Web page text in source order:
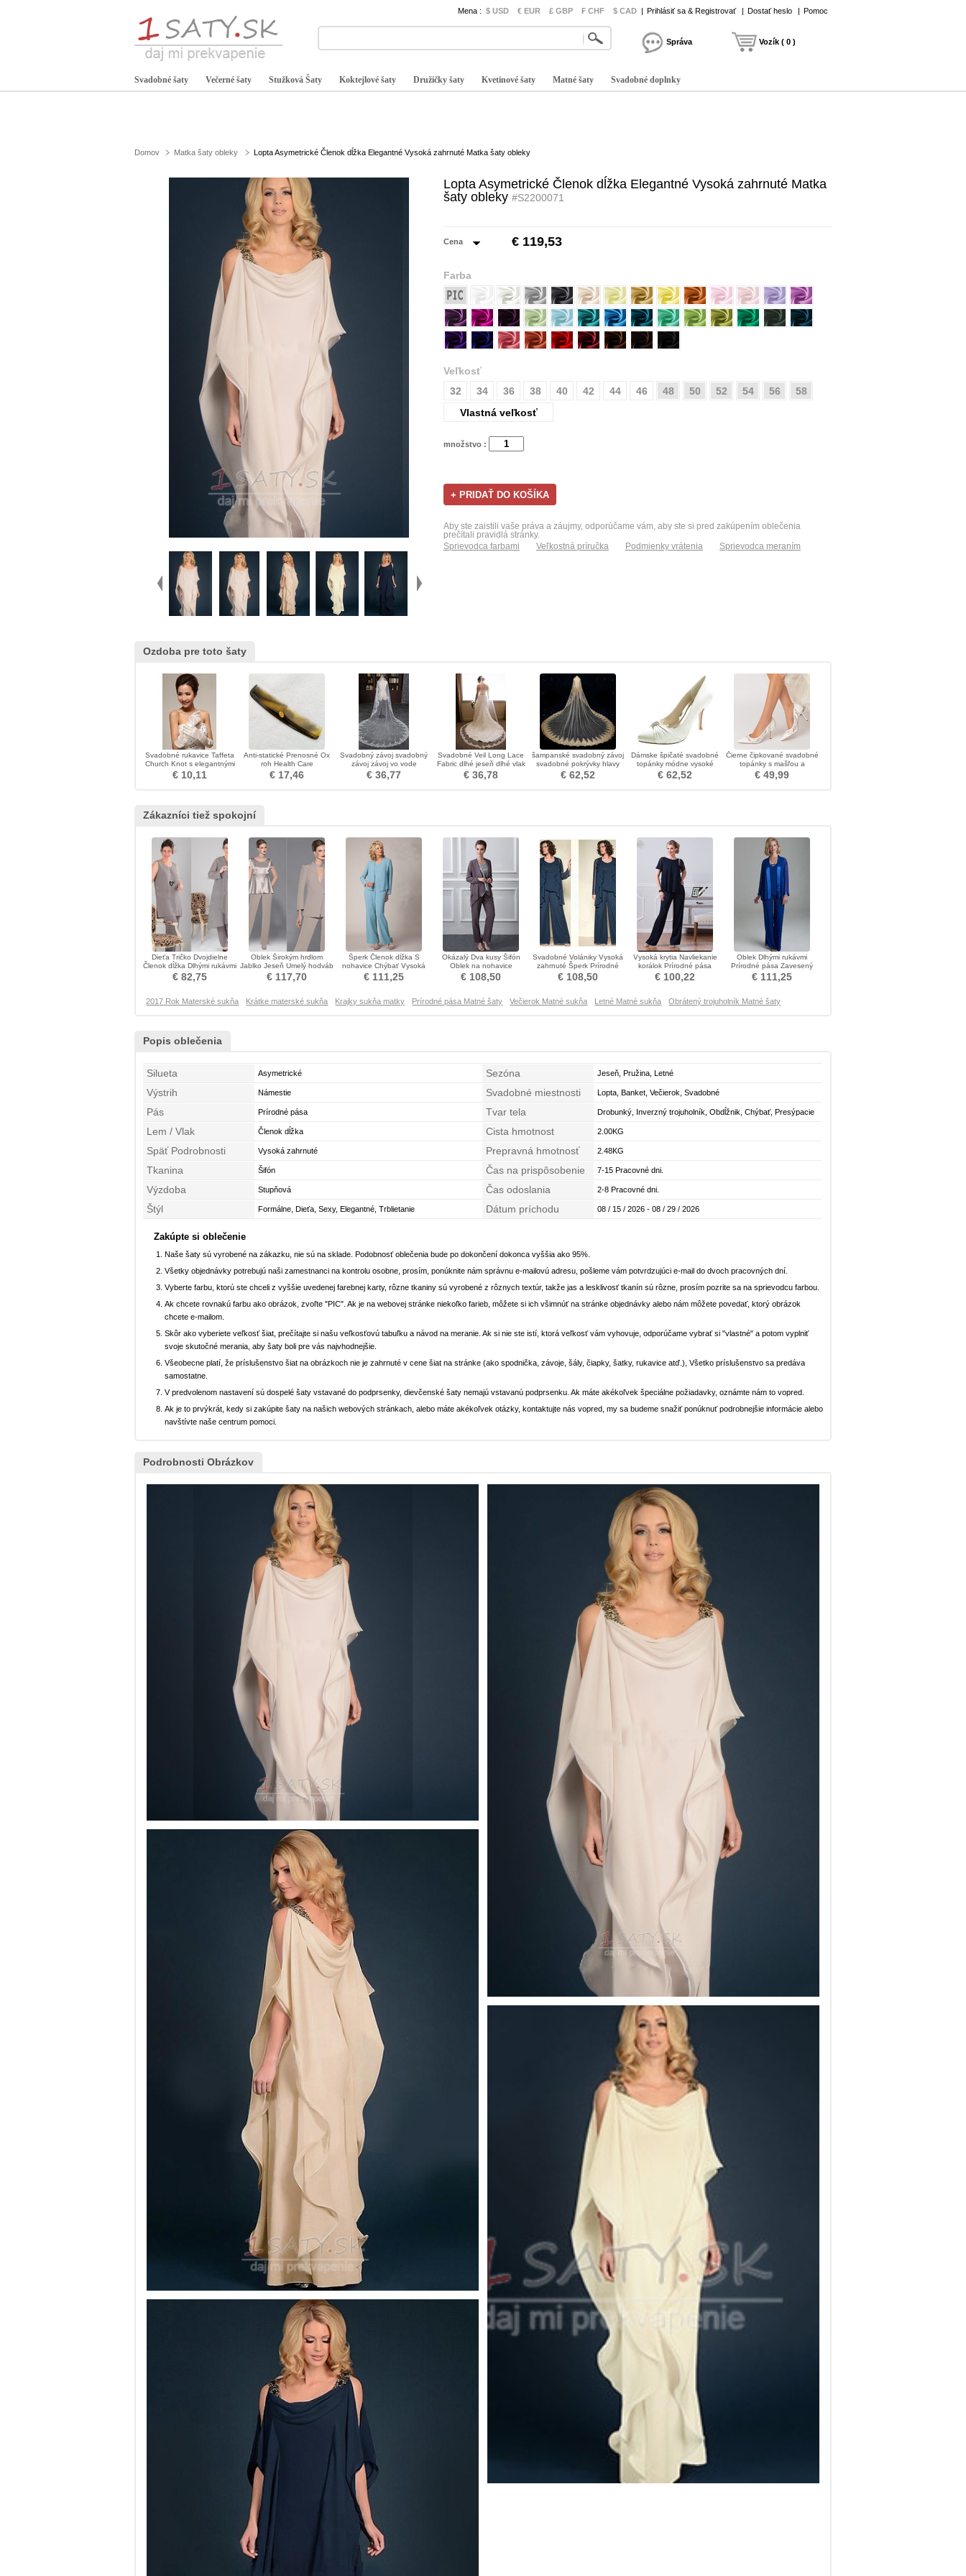
Mena : $ USD € EUR £ GBP ₣ CHF $ CAD | Prihlásiť sa & Registrovať | Dostať heslo | Pomoc
Správa Vozík ( 0 )
Svadobné šaty Večerné šaty Stužková Šaty Koktejlové šaty Družičky šaty Kvetinové šaty Matné šaty Svadobné doplnky
Domov Matka šaty obleky Lopta Asymetrické Členok dĺžka Elegantné Vysoká zahrnuté Matka šaty obleky
Lopta Asymetrické Členok dĺžka Elegantné Vysoká zahrnuté Matka
šaty obleky #S2200071
Cena € 119,53
Farba
Veľkosť
32
34 36 38 40 42 44 46 48 50 52 54 56
58
Vlastná veľkosť
množstvo :
Aby ste zaistili vaše práva a záujmy, odporúčame vám, aby ste si pred zakúpením oblečenia
prečítali pravidlá stránky.
Sprievodca farbami
Veľkostná príručka Podmienky vrátenia Sprievodca meraním
Ozdoba pre toto šaty
Svadobné rukavice Taffeta
Church Knot s elegantnými
náušnicami
€ 10,11
Anti-statické Prenosné Ox
roh Health Care
Veľkoobchod ozdoba
€ 17,46
Svadobný závoj svadobný
závoj závoj vo vode
rozpustný čipkovaný závoj
€ 36,77
Svadobné Veil Long Lace
Fabric dlhé jeseň dlhé vlak
€ 36,78
šampanské svadobný závoj
svadobné pokrývky hlavy
svadobný vlečný závoj
€ 62,52
Dámske špičaté svadobné
topánky módne vysoké
podpätky drahokamu
saténové topánky
€ 62,52
Čierne čipkované svadobné
topánky s mašľou a
vysokými podpätkami so
špicatými prstami na
€ 49,99
Zákazníci tiež spokojní
Dieťa Tričko Dvojdielne
Členok dĺžka Dlhými rukávmi
Matka šaty obleky
€ 82,75
Oblek Širokým hrdlom
Jablko Jeseň Umelý hodváb
Matka šaty obleky
€ 117,70
Šperk Členok dĺžka S
nohavice Chýbať Vysoká
zahrnuté Matka šaty obleky
€ 111,25
Okázalý Dva kusy Šifón
Oblek na nohavice
Navliekanie korálok Matka
šaty obleky
€ 108,50
Svadobné Volániky Vysoká
zahrnuté Šperk Prírodné
pása Matka šaty obleky
€ 108,50
Vysoká krytia Navliekanie
korálok Prírodné pása
Matka šaty obleky
€ 100,22
Oblek Dlhými rukávmi
Prírodné pása Zavesený
Matka šaty obleky
€ 111,25
2017 Rok Materské sukňa Krátke materské sukňa Krajky sukňa matky Prírodné pása Matné šaty Večierok Matné sukňa Letné Matné sukňa Obrátený trojuholník Matné šaty
Popis oblečenia
Silueta Asymetrické Sezóna Jeseň, Pružina, Letné
Výstrih Námestie Svadobné miestnosti Lopta, Banket, Večierok, Svadobné
Pás Prírodné pása Tvar tela Drobunký, Inverzný trojuholník, Obdĺžnik, Chýbať, Presýpacie
hodiny
Lem / Vlak Členok dĺžka Cista hmotnost 2.00KG
Späť Podrobnosti Vysoká zahrnuté Prepravná hmotnosť 2.48KG
Tkanina Šifón Čas na prispôsobenie 7-15 Pracovné dni.
Výzdoba Stupňová Čas odoslania 2-8 Pracovné dni.
Štýl Formálne, Dieťa, Sexy, Elegantné, Trblietanie Dátum príchodu 08 / 15 / 2026 - 08 / 29 / 2026
Zakúpte si oblečenie
Naše šaty sú vyrobené na zákazku, nie sú na sklade. Podobnosť oblečenia bude po dokončení dokonca vyššia ako 95%.
Všetky objednávky potrebujú naši zamestnanci na kontrolu osobne, prosím, ponúknite nám správnu e-mailovú adresu, pošleme vám potvrdzujúci e-mail do dvoch pracovných dní.
Vyberte farbu, ktorú ste chceli z vyššie uvedenej farebnej karty, rôzne tkaniny sú vyrobené z rôznych textúr, takže jas a lesklivosť tkanín sú rôzne, prosím pozrite sa na sprievodcu farbou.
Ak chcete rovnakú farbu ako obrázok, zvoľte "PIC". Ak je na webovej stránke niekoľko farieb, môžete si ich všimnúť na stránke objednávky alebo nám môžete povedať, ktorý obrázok
chcete e-mailom.
Skôr ako vyberiete veľkosť šiat, prečítajte si našu veľkosťovú tabuľku a návod na meranie. Ak si nie ste istí, ktorá veľkosť vám vyhovuje, odporúčame vybrať si "vlastné" a potom vyplniť
svoje skutočné merania, aby šaty boli pre vás najvhodnejšie.
Všeobecne platí, že príslušenstvo šiat na obrázkoch nie je zahrnuté v cene šiat na stránke (ako spodnička, závoje, šály, čiapky, šatky, rukavice atď.), Všetko príslušenstvo sa predáva
samostatne.
V predvolenom nastavení sú dospelé šaty vstavané do podprsenky, dievčenské šaty nemajú vstavanú podprsenku. Ak máte akékoľvek špeciálne požiadavky, oznámte nám to vopred.
Ak je to prvýkrát, kedy si zakúpite šaty na našich webových stránkach, alebo máte akékoľvek otázky, kontaktujte nás vopred, my sa budeme snažiť ponúknuť podrobnejšie informácie alebo
navštívte naše centrum pomoci.
Podrobnosti Obrázkov